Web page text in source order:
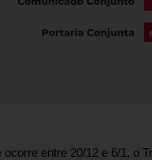
entre 20/12 e 6/1, o